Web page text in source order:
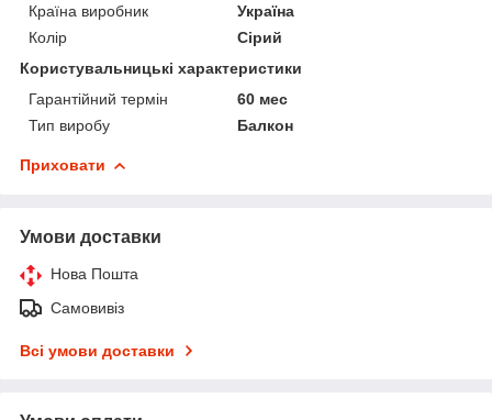
Країна виробник
Україна
Колір
Сірий
Користувальницькі характеристики
Гарантійний термін
60 мес
Тип виробу
Балкон
Приховати
Умови доставки
Нова Пошта
Самовивіз
Всі умови доставки